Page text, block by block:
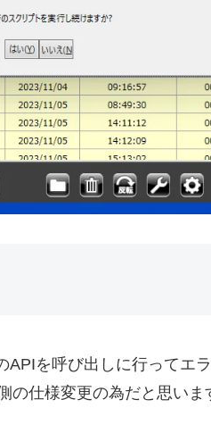
を呼び出しに行ってエ
仕様変更の為だと思いま